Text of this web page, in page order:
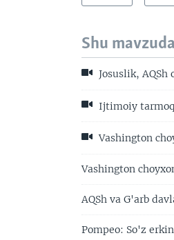
Shu mavzuda
Josuslik,
Ijtimoiy
Vashington
Vashington
AQSh va G'arb
Pompeo: So'z